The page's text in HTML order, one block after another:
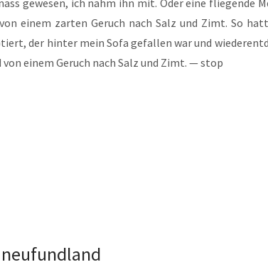
gewe­sen, ich nahm ihn mit. Oder eine flie­gen­de
einem zar­ten Geruch nach Salz und Zimt. So
der hin­ter mein Sofa gefal­len war und
von einem Geruch nach Salz und Zimt. — stop